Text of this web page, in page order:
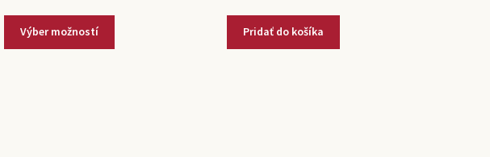
Výber možností Pridať do košíka